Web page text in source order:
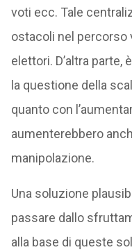
voti ecc. Tale
ostacoli nel percorso
elettori. D’altra
la questione della
quanto con
aumenterebbero
manipolazione.
Una soluzione
passare dallo
alla base di queste